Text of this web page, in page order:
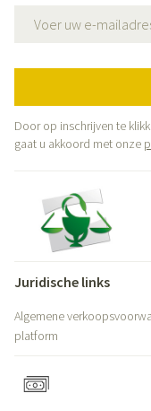
Door op inschrijven te
gaat u akkoord met onze
Juridische links
Algemene
platform